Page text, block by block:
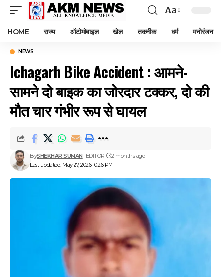
Font
Resizer
Aa
HOME राज्य ऑटोमोबाइल खेल तकनीक धर्म मनोरंजन
NEWS
Ichagarh Bike Accident : आमने-
सामने दो बाइक का जोरदार टक्कर, दो की
मौत चार गंभीर रूप से घायल
Last updated: May 27, 2026 10:26 PM
BySHEKHAR SUMAN- EDITOR 2 months ago